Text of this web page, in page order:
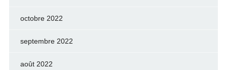
octobre 2022
septembre 2022
août 2022